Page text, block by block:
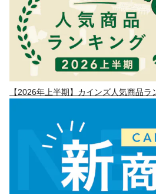
【2026年上半期】カインズ人気商品ラ